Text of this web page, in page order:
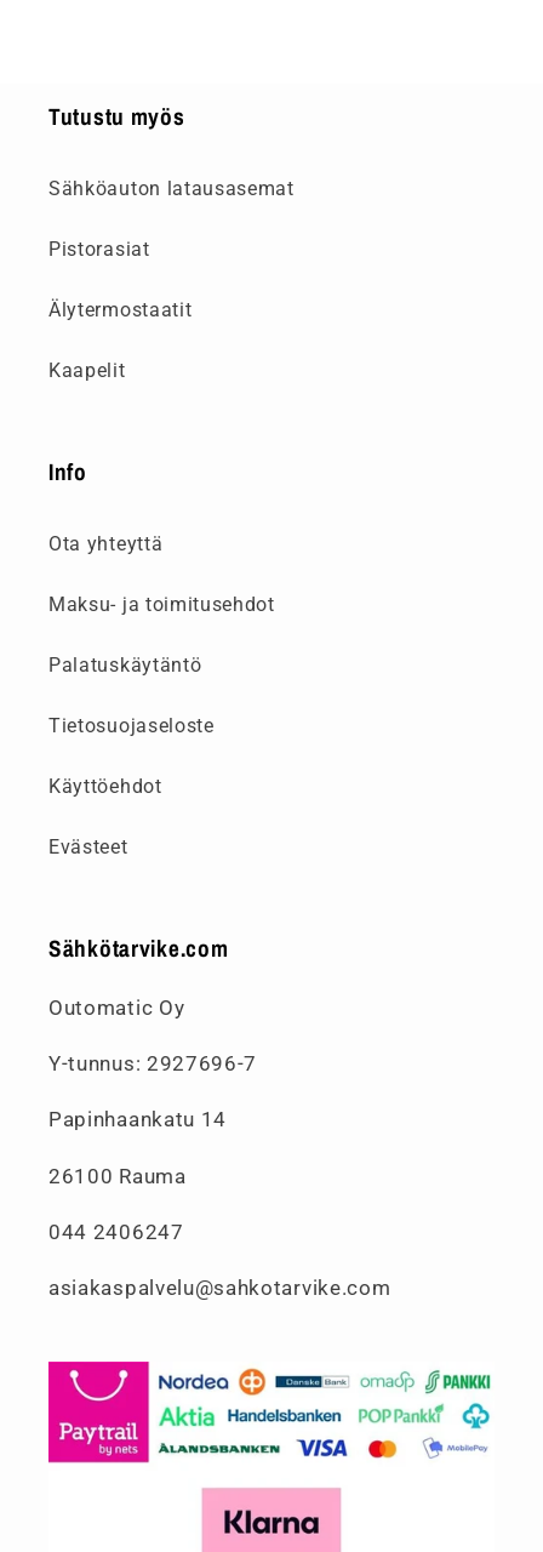
Tutustu myös
Sähköauton latausasemat
Pistorasiat
Älytermostaatit
Kaapelit
Info
Ota yhteyttä
Maksu- ja toimitusehdot
Palatuskäytäntö
Tietosuojaseloste
Käyttöehdot
Evästeet
Sähkötarvike.com
Outomatic Oy
Y-tunnus: 2927696-7
Papinhaankatu 14
26100 Rauma
044 2406247
asiakaspalvelu@sahkotarvike.com